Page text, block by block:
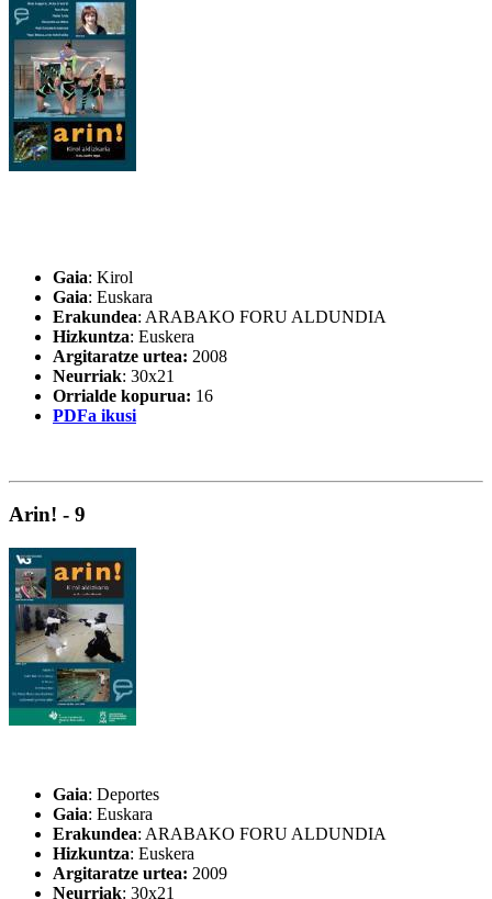
Gaia: Kirol
Gaia: Euskara
Erakundea: ARABAKO FORU ALDUNDIA
Hizkuntza: Euskera
Argitaratze urtea: 2008
Neurriak: 30x21
Orrialde kopurua: 16
PDFa ikusi
Arin! - 9
Gaia: Deportes
Gaia: Euskara
Erakundea: ARABAKO FORU ALDUNDIA
Hizkuntza: Euskera
Argitaratze urtea: 2009
Neurriak: 30x21